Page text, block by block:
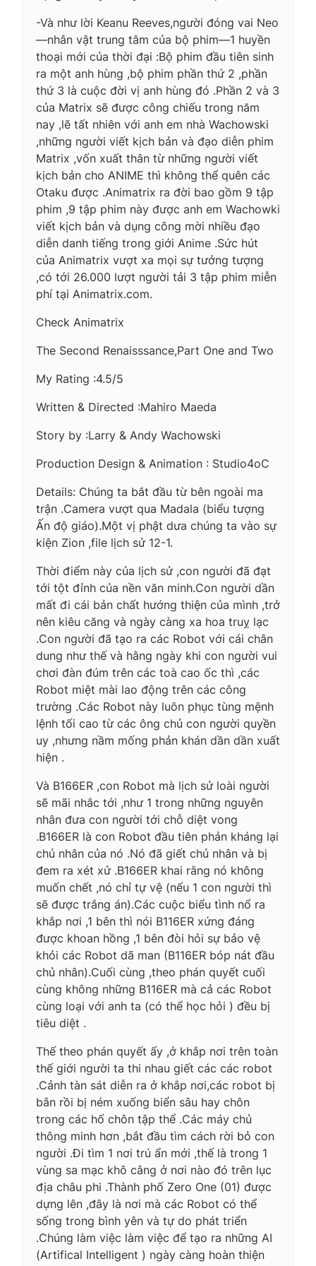
-Và như lời Keanu Reeves,người đóng vai Neo
—nhân vật trung tâm của bộ phim—1 huyền
thoại mới của thời đại :Bộ phim đầu tiên sinh
ra một anh hùng ,bộ phim phần thứ 2 ,phần
thứ 3 là cuộc đời vị anh hùng đó .Phần 2 và 3
của Matrix sẽ được công chiếu trong năm
nay ,lẽ tất nhiên với anh em nhà Wachowski
,những người viết kịch bản và đạo diễn phim
Matrix ,vốn xuất thân từ những người viết
kịch bản cho ANIME thì không thể quên các
Otaku được .Animatrix ra đời bao gồm 9 tập
phim ,9 tập phim này được anh em Wachowki
viết kịch bản và dụng công mời nhiều đạo
diễn danh tiếng trong giới Anime .Sức hút
của Animatrix vượt xa mọi sự tưởng tượng
,có tới 26.000 lượt người tải 3 tập phim miễn
phí tại Animatrix.com.
Check Animatrix
The Second Renaisssance,Part One and Two
My Rating :4.5/5
Written & Directed :Mahiro Maeda
Story by :Larry & Andy Wachowski
Production Design & Animation : Studio4oC
Details: Chúng ta bắt đầu từ bên ngoài ma
trận .Camera vượt qua Madala (biểu tượng
Ấn độ giáo).Một vị phật dưa chúng ta vào sự
kiện Zion ,file lịch sử 12-1.
Thời điểm này của lịch sử ,con người đã đạt
tới tột đỉnh của nền văn minh.Con người dần
mất đi cái bản chất hướng thiện của mình ,trở
nên kiêu căng và ngày càng xa hoa truỵ lạc
.Con người đã tạo ra các Robot với cái chân
dung như thế và hằng ngày khi con người vui
chơi đàn đúm trên các toà cao ốc thì ,các
Robot miệt mài lao động trên các công
trường .Các Robot này luôn phục tùng mệnh
lệnh tối cao từ các ông chủ con người quyền
uy ,nhưng nầm mống phản khán dần dần xuất
hiện .
Và B166ER ,con Robot mà lịch sử loài người
sẽ mãi nhắc tới ,như 1 trong những nguyên
nhân đưa con người tới chỗ diệt vong
.B166ER là con Robot đầu tiên phản kháng lại
chủ nhân của nó .Nó đã giết chủ nhân và bị
đem ra xét xử .B166ER khai rằng nó không
muốn chết ,nó chỉ tự vệ (nếu 1 con người thì
sẽ được trắng án).Các cuộc biểu tình nổ ra
khắp nơi ,1 bên thì nói B116ER xứng đáng
được khoan hồng ,1 bên đòi hỏi sự bảo vệ
khỏi các Robot dã man (B116ER bóp nát đầu
chủ nhân).Cuối cùng ,theo phán quyết cuối
cùng không những B116ER mà cả các Robot
cùng loại với anh ta (có thể học hỏi ) đều bị
tiêu diệt .
Thế theo phán quyết ấy ,ở khắp nơi trên toàn
thế giới người ta thi nhau giết các các robot
.Cảnh tàn sát diễn ra ở khắp nơi,các robot bị
bắn rồi bị ném xuống biển sâu hay chôn
trong các hố chôn tập thể .Các máy chủ
thông minh hơn ,bắt đầu tìm cách rời bỏ con
người .Đi tìm 1 nơi trú ẩn mới ,thế là trong 1
vùng sa mạc khô cằng ở nơi nào đó trên lục
địa châu phi .Thành phố Zero One (01) được
dựng lên ,đây là nơi mà các Robot có thể
sống trong bình yên và tự do phát triển
.Chúng làm việc làm việc để tạo ra những AI
(Artifical Intelligent ) ngày càng hoàn thiện